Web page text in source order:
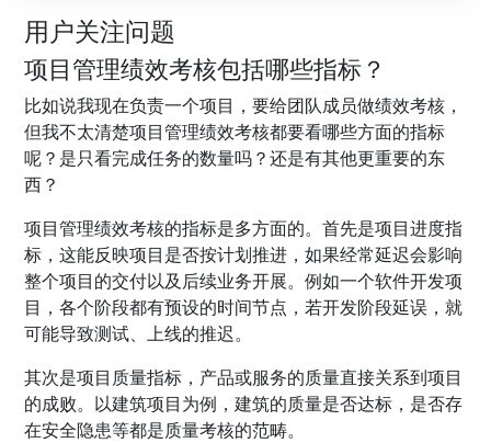
用户关注问题
项目管理绩效考核包括哪些指标？
比如说我现在负责一个项目，要给团队成员做绩效考核，
但我不太清楚项目管理绩效考核都要看哪些方面的指标
呢？是只看完成任务的数量吗？还是有其他更重要的东
西？
项目管理绩效考核的指标是多方面的。首先是项目进度指
标，这能反映项目是否按计划推进，如果经常延迟会影响
整个项目的交付以及后续业务开展。例如一个软件开发项
目，各个阶段都有预设的时间节点，若开发阶段延误，就
可能导致测试、上线的推迟。
其次是项目质量指标，产品或服务的质量直接关系到项目
的成败。以建筑项目为例，建筑的质量是否达标，是否存
在安全隐患等都是质量考核的范畴。